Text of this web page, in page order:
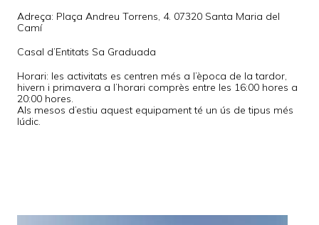
Adreça: Plaça Andreu Torrens, 4. 07320 Santa Maria del
Camí
Casal d’Entitats Sa Graduada
Horari: les activitats es centren més a l’època de la tardor,
hivern i primavera a l’horari comprès entre les 16:00 hores a
20:00 hores.
Als mesos d’estiu aquest equipament té un ús de tipus més
lúdic.